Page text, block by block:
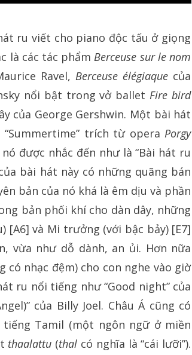
ru viết cho piano độc tấu ở giọng
là các tác phẩmBerceuse sur le nom
Ravel, Berceuse élégiaque của
nổi bật trong vở balletFire bird
của George Gershwin. Một bài hát
“Summertime” trích từ operaPorgy
được nhắc đến như là “Bài hát ru
bài hát này có những quãng bán
bản của nó khá là êm dịu và phần
bản phối khí cho dàn dây, những
[A6] và Mi trưởng (với bậc bảy) [E7]
vừa như dỗ dành, an ủi. Hơn nữa
có nhạc đệm) cho con nghe vào giờ
ru nổi tiếng như “Good night” của
của Billy Joel. Châu Á cũng có
Tamil (một ngôn ngữ ở miền
thaalattu (thal có nghĩa là “cái lưỡi”).